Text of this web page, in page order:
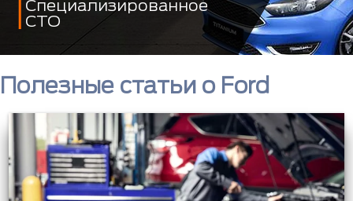
Специализированное
СТО
Полезные статьи о Ford